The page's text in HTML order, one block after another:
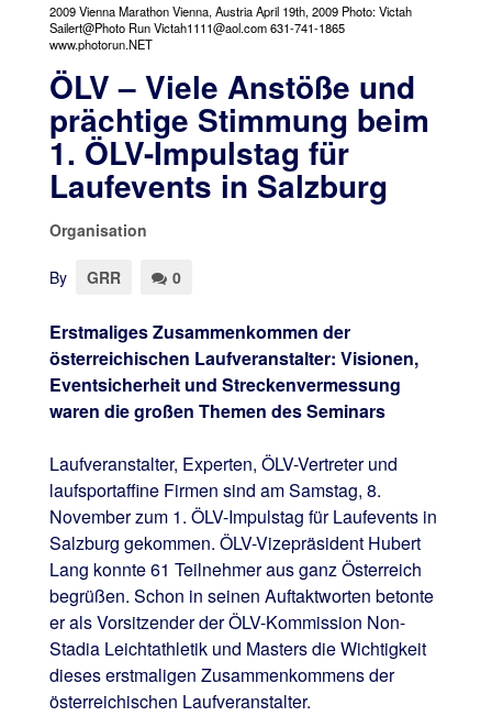
2009 Vienna Marathon Vienna, Austria April 19th, 2009 Photo: Victah
Sailert@Photo Run Victah1111@aol.com 631-741-1865
www.photorun.NET
ÖLV – Viele Anstöße und
prächtige Stimmung beim
1. ÖLV-Impulstag für
Laufevents in Salzburg
Organisation
By GRR 0
Erstmaliges Zusammenkommen der
österreichischen Laufveranstalter: Visionen,
Eventsicherheit und Streckenvermessung
waren die großen Themen des Seminars
Laufveranstalter, Experten, ÖLV-Vertreter und
laufsportaffine Firmen sind am Samstag, 8.
November zum 1. ÖLV-Impulstag für Laufevents in
Salzburg gekommen. ÖLV-Vizepräsident Hubert
Lang konnte 61 Teilnehmer aus ganz Österreich
begrüßen. Schon in seinen Auftaktworten betonte
er als Vorsitzender der ÖLV-Kommission Non-
Stadia Leichtathletik und Masters die Wichtigkeit
dieses erstmaligen Zusammenkommens der
österreichischen Laufveranstalter.